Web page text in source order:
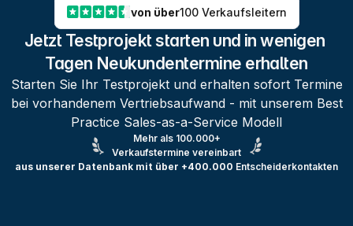
von über100 Verkaufsleitern
Jetzt Testprojekt starten und in wenigen
Tagen Neukundentermine erhalten
Starten Sie Ihr Testprojekt und erhalten sofort Termine
bei vorhandenem Vertriebsaufwand - mit unserem Best
Practice Sales-as-a-Service Modell
Mehr als 100.000+
Verkaufstermine vereinbart
aus unserer Datenbank mit über +400.000 Entscheiderkontakten